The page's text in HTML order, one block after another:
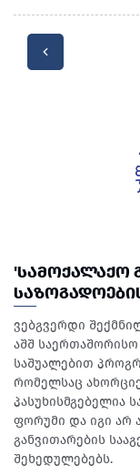
'ᲡᲐᲛᲝᲥᲐᲚᲐᲥᲝ
ვებგვერდი
აშშ საერთაშორისო
საშუალებით
რომელსაც
პასუხისმგებელია
ფორუმი და იგი არ
განვითარების
შეხედულებებს.